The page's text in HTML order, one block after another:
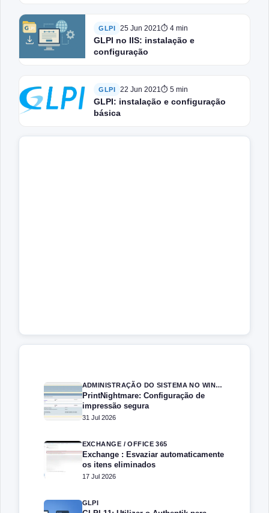
GLPI 25 Jun 2021⏱ 4 min
GLPI no IIS: instalação e
configuração
GLPI 22 Jun 2021⏱ 5 min
GLPI: instalação e configuração
básica
ADMINISTRAÇÃO DO SISTEMA NO WINDOWS SERVER
PrintNightmare: Configuração de
impressão segura
31 Jul 2026
EXCHANGE / OFFICE 365
Exchange : Esvaziar automaticamente
os itens eliminados
17 Jul 2026
GLPI